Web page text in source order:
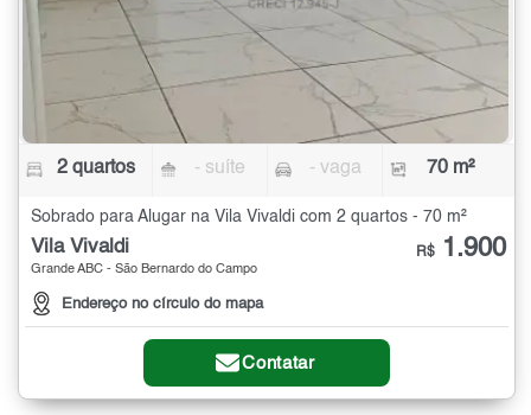
2 quartos - suíte - vaga 70 m²
Sobrado para Alugar na Vila Vivaldi com 2 quartos - 70 m²
Vila Vivaldi
Grande ABC - São Bernardo do Campo
Endereço no círculo do mapa
R$ 1.900
Contatar